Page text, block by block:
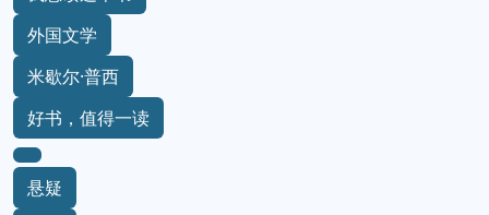
外国文学
米歇尔·普西
好书，值得一读
悬疑